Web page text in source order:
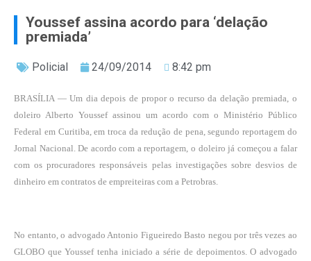
Youssef assina acordo para ‘delação
premiada’
Policial 24/09/2014 8:42 pm
BRASÍLIA — Um dia depois de propor o recurso da delação premiada, o
doleiro Alberto Youssef assinou um acordo com o Ministério Público
Federal em Curitiba, em troca da redução de pena, segundo reportagem do
Jornal Nacional. De acordo com a reportagem, o doleiro já começou a falar
com os procuradores responsáveis pelas investigações sobre desvios de
dinheiro em contratos de empreiteiras com a Petrobras.
No entanto, o advogado Antonio Figueiredo Basto negou por três vezes ao
GLOBO que Youssef tenha iniciado a série de depoimentos. O advogado